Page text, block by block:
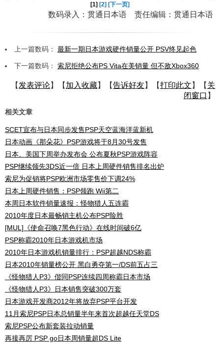
[1] [2] [下一页]
数码录入：贯通日本语 责任编辑：贯通日本语
上一篇数码： 最新一期日本游戏硬件销量公开 PSV终见起色
下一篇数码： 索尼拒绝公布PS Vita在美销量 但不敌Xbox360
【 发表评论】【 加入收藏】【告诉好友】【打印此文 】【 关
闭窗口 】
相关文章
SCET宣布与日本同步发售PSP天空蓝海洋蓝新机
日本动画《那朵花》PSP游戏将于8月30号发售
日本、美国下周举办发布会 公布夏秋PSP游戏阵容
PSP继续领先3DS近一倍 日本上周硬件销售排名出炉
索尼为促销将PSP欧洲市场零售价下调24%
日本上周硬件销售：PSP领跑 Wii第二
本周日本软件销量速报：怪物猎人五连霸
2010年度日本最畅销主机公布PSP险胜
[MUL]《使命召唤7黑色行动》在线时间破6亿
PSP称霸2010年日本游戏机市场
2010年日本游戏机销量排行：PSP超越NDS称霸
日本2010年销量榜公开 黑白勇夺第一/DS前五占三
《怪物猎人P3》偕同PSP连续四周称霸日本市场
《怪物猎人P3》日本销售突破300万套
日本游戏开发商2012年将放弃PSP平台开发
11月索尼PSP日本总销量半年来首次超越任天堂DS
索尼PSP公布新套装拉动销量
再接再厉 PSP go日本周销量超DS Lite